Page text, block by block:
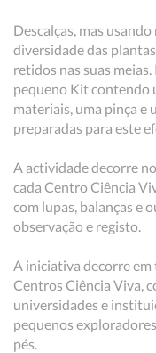
Descalças, mas
diversidade das
retidos nas suas
pequeno Kit contendo
materiais, uma pinça e
preparadas para este
A actividade decorre
cada Centro Ciência
com lupas, balanças e
observação e registo.
A iniciativa decorre em
Centros Ciência Viva,
universidades e
pequenos
pés.